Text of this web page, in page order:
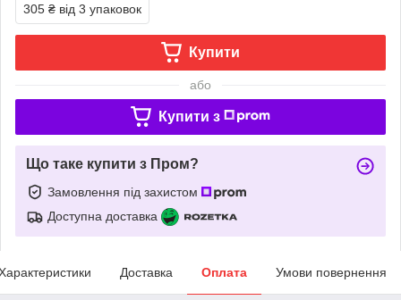
305 ₴ від 3 упаковок
Купити
або
Купити з
Що таке купити з Пром?
Замовлення під захистом
Доступна доставка
Доставка Оплата Умови повернення